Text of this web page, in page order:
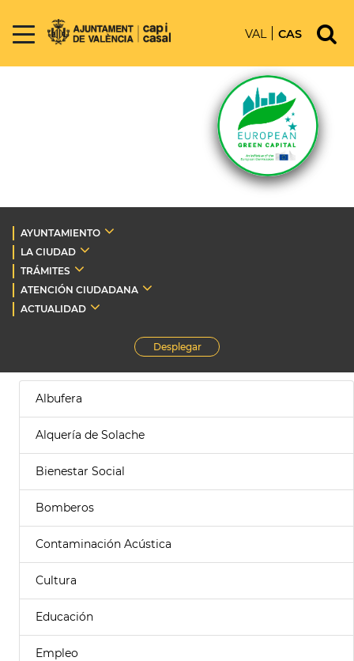
VAL CAS
AYUNTAMIENTO
LA CIUDAD
TRÁMITES
ATENCIÓN CIUDADANA
ACTUALIDAD
Desplegar
Albufera
Alquería de Solache
Bienestar Social
Bomberos
Contaminación Acústica
Cultura
Educación
Empleo